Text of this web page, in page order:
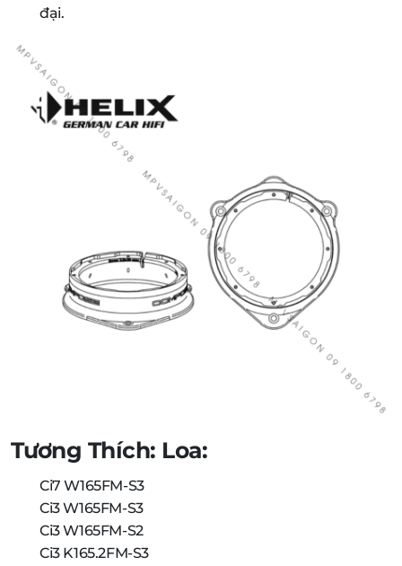
đại.
Tương Thích: Loa:
Ci7 W165FM-S3
Ci3 W165FM-S3
Ci3 W165FM-S2
Ci3 K165.2FM-S3